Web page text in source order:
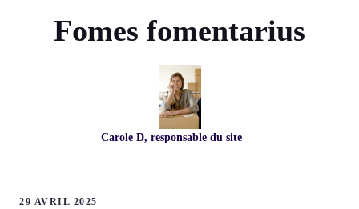
Fomes fomentarius
Carole D, responsable du site
29 AVRIL 2025